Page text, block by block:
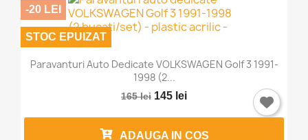
Paravanturi Auto Dedicate VOLKSWAGEN Golf 3 1991-
1998 (2...
165 lei 145 lei
-20 LEI
STOC EPUIZAT
ADAUGA IN COS